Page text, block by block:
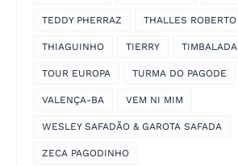
TEDDY PHERRAZ THALLES ROBERTO
THIAGUINHO TIERRY TIMBALADA
TOUR EUROPA TURMA DO PAGODE
VALENÇA-BA VEM NI MIM
WESLEY SAFADÃO & GAROTA SAFADA
ZECA PAGODINHO